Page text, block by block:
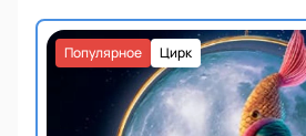
Цирк
Популярное